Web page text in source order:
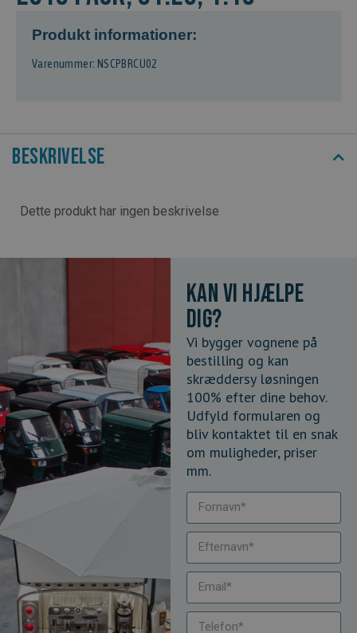
Produkt informationer:
Varenummer: NSCPBRCU02
Beskrivelse
Dette produkt har ingen beskrivelse
Kan vi hjælpe
dig?
Vi bygger vognene på
bestilling og kan
skræddersy løsningen
100% efter dine behov.
Udfyld formularen og
bliv kontaktet til en snak
om muligheder, priser
mm.